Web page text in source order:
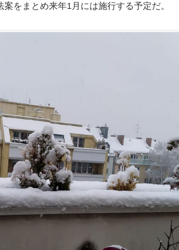
をまとめ来年1月には施行する予定だ。